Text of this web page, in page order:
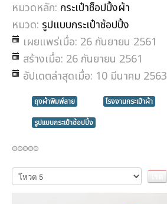
หมวดหลัก: กระเป๋าช็อปปิ้งผ้า
หมวด: รูปแบบกระเป๋าช้อปปิ้ง
เผยแพร่เมื่อ: 26 กันยายน 2561
สร้างเมื่อ: 26 กันยายน 2561
อัปเดตล่าสุดเมื่อ: 10 มีนาคม 2563
ถุงผ้าพิมพ์ลาย โรงงานกระเป๋าผ้า
รูปแบบกระเป๋าช้อปปิ้ง
กรุณา
ให้